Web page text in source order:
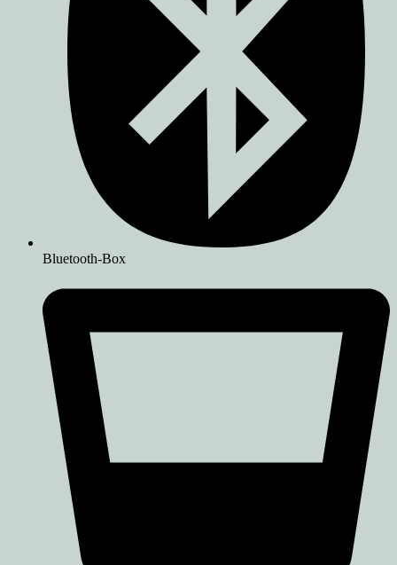
Bluetooth-Box